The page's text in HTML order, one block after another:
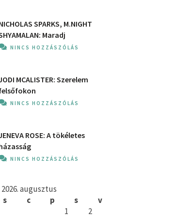
SPARKS, M.NIGHT
Maradj
NINCS HOZZÁSZÓLÁS
MCALISTER: Szerelem
NINCS HOZZÁSZÓLÁS
ROSE: A ​tökéletes
NINCS HOZZÁSZÓLÁS
2026. augusztus
s c p s
v
1
2